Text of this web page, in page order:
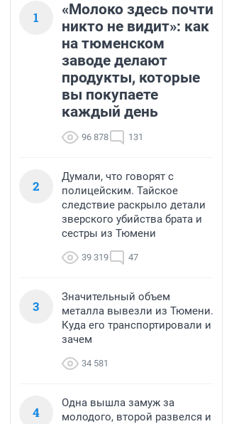
1
«Молоко здесь почти
никто не видит»: как
на тюменском
заводе делают
продукты, которые
вы покупаете
каждый день
96 878 131
2
Думали, что говорят с
полицейским. Тайское
следствие раскрыло детали
зверского убийства брата и
сестры из Тюмени
39 319 47
3
Значительный объем
металла вывезли из Тюмени.
Куда его транспортировали и
зачем
34 581
4
Одна вышла замуж за
молодого, второй развелся и